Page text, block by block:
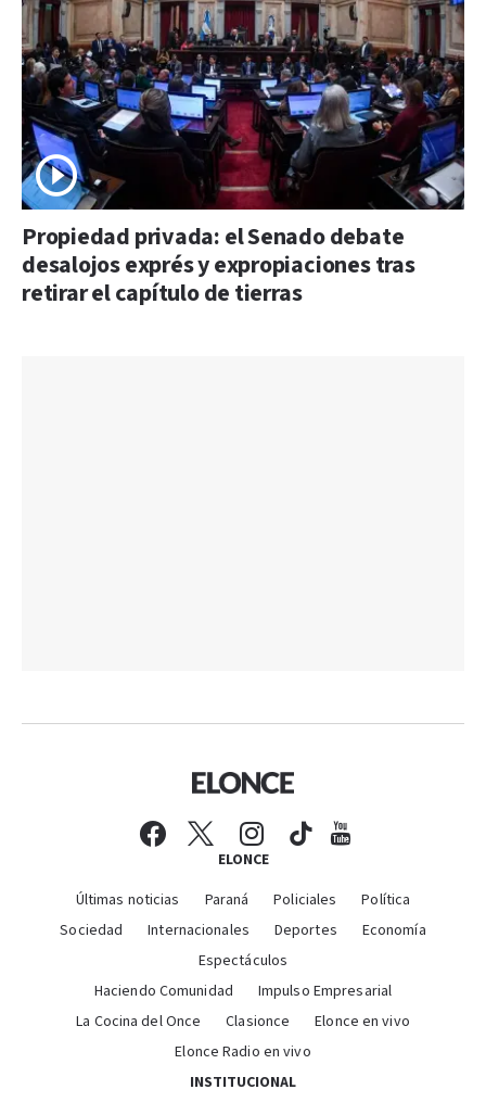
Propiedad privada: el Senado debate
desalojos exprés y expropiaciones tras
retirar el capítulo de tierras
ELONCE
Últimas noticias Paraná Policiales
Política
Sociedad
Internacionales Deportes
Economía
Espectáculos
Haciendo Comunidad
Impulso Empresarial
La Cocina del Once
Clasionce
Elonce en vivo
Elonce Radio en vivo
INSTITUCIONAL